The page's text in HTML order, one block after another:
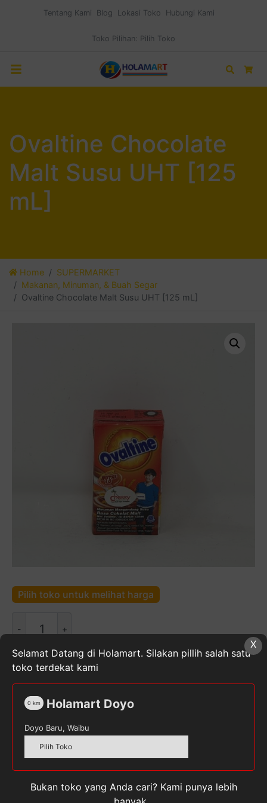
Tentang Kami Blog Lokasi Toko Hubungi Kami
Toko Pilihan: Pilih Toko
Search
Ovaltine Chocolate
Malt Susu UHT [125
mL]
Home
SUPERMARKET
Makanan, Minuman, & Buah Segar
Ovaltine Chocolate Malt Susu UHT [125 mL]
Pilih toko untuk melihat harga
Ovaltine
Chocolate
Malt
[125
Instan Tag:OVALTINE
X
Selamat Datang di Holamart. Silakan pillih salah satu
toko terdekat kami
Holamart Doyo
0 km
Doyo Baru, Waibu
Pilih Toko
Bukan toko yang Anda cari? Kami punya lebih